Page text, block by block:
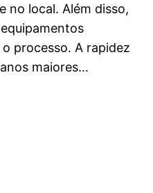
no local. Além disso,
processo. A rapidez
maiores…